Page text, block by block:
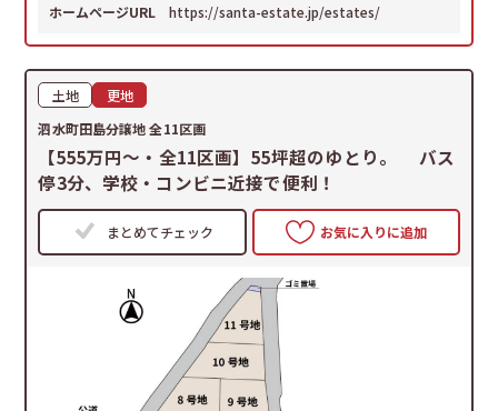
ホームページURL https://santa-estate.jp/estates/
土地
更地
泗水町田島分譲地 全11区画
【555万円〜・全11区画】55坪超のゆとり。 バス
停3分、学校・コンビニ近接で便利！
まとめてチェック お気に入りに追加